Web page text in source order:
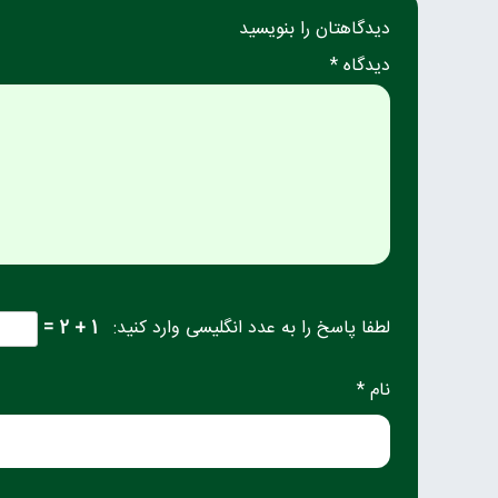
دیدگاهتان را بنویسید
دیدگاه *
لطفا پاسخ را به عدد انگلیسی وارد کنید: 1 + 2 =
نام *